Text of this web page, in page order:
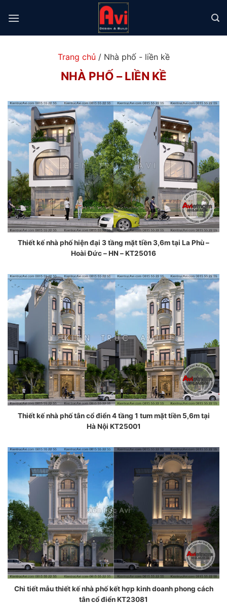
đến
Trang chủ / Nhà phố - liền kề
NHÀ PHỐ – LIỀN KỀ
Thiết kế nhà phố hiện đại 3 tầng mặt tiền 3,6m tại La Phù –
Hoài Đức – HN – KT25016
Thiết kế nhà phố tân cổ điển 4 tầng 1 tum mặt tiền 5,6m tại
Hà Nội KT25001
Chi tiết mẫu thiết kế nhà phố kết hợp kinh doanh phong cách
tân cổ điển KT23081